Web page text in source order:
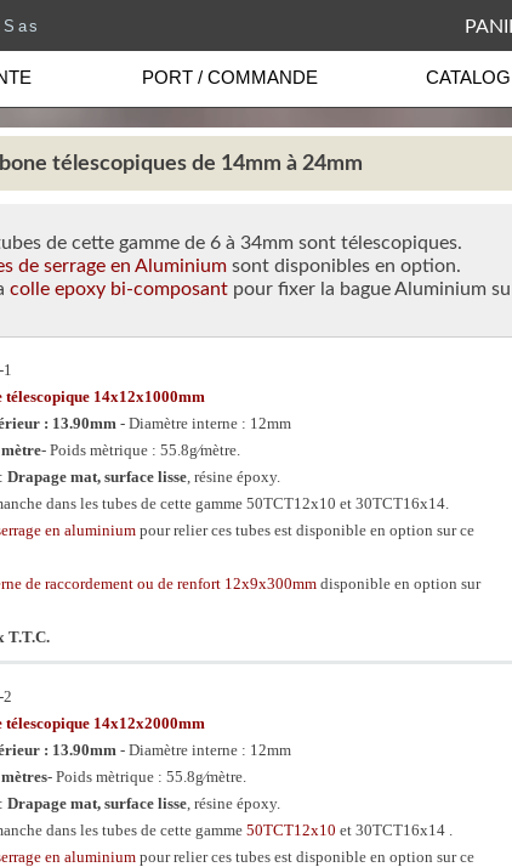
PORT / COMMANDE
télescopiques de 14mm à 24mm
de cette gamme de 6 à 34mm sont télescopiques.
de serrage en Aluminium sont disponibles en option.
colle epoxy bi-composant pour fixer la bague Aluminium
télescopique 14x12x1000mm
: 13.90mm- Diamètre interne : 12mm
- Poids mètrique : 55.8g⁄mètre.
Drapage mat, surface lisse, résine époxy.
dans les tubes de cette gamme 50TCT12x10 et 30TCT16x14.
en aluminium pour relier ces tubes est disponible en option sur ce
de raccordement ou de renfort 12x9x300mmdisponible en option sur
T.T.C.
télescopique 14x12x2000mm
: 13.90mm- Diamètre interne : 12mm
- Poids mètrique : 55.8g⁄mètre.
Drapage mat, surface lisse, résine époxy.
dans les tubes de cette gamme 50TCT12x10 et 30TCT16x14 .
en aluminium pour relier ces tubes est disponible en option sur ce